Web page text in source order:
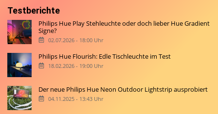
Testberichte
Philips Hue Play Stehleuchte oder doch lieber Hue Gradient
Signe?
02.07.2026 - 18:00 Uhr
Philips Hue Flourish: Edle Tischleuchte im Test
18.02.2026 - 19:00 Uhr
Der neue Philips Hue Neon Outdoor Lightstrip ausprobiert
04.11.2025 - 13:43 Uhr